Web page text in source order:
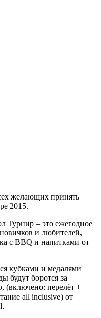
желающих принять
2015.
Турнир – это ежегодное
и любителей,
с BBQ и напитками от
кубками и медалями
будут боротся за
перелёт +
all inclusive) от